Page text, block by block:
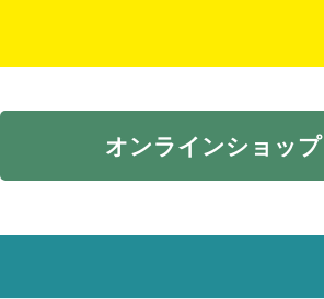
オンラインショップ